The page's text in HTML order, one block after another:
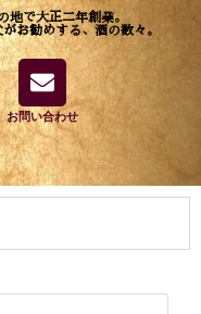
地で大正二年創業。
お勧めする、酒の数々。
お問い合わせ